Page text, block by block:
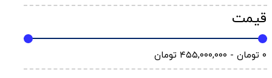
قیمت
۰ تومان - ۴۵۵,۰۰۰,۰۰۰ تومان